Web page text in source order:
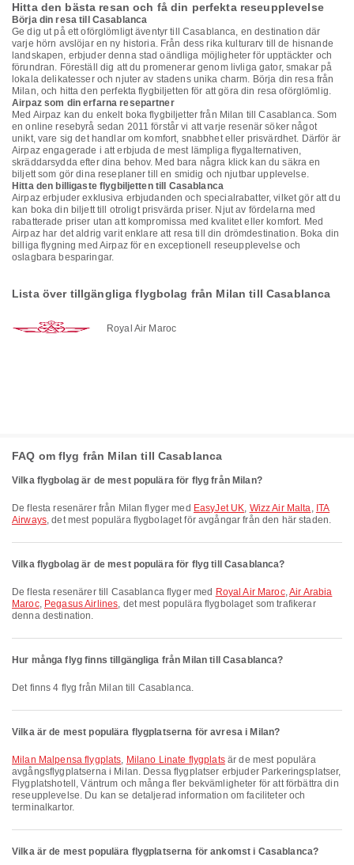
Hitta den bästa resan och få din perfekta reseupplevelse
Börja din resa till Casablanca
Ge dig ut på ett oförglömligt äventyr till Casablanca, en destination där
varje hörn avslöjar en ny historia. Från dess rika kulturarv till de hisnande
landskapen, erbjuder denna stad oändliga möjligheter för upptäckter och
förundran. Föreställ dig att du promenerar genom livliga gator, smakar på
lokala delikatesser och njuter av stadens unika charm. Börja din resa från
Milan, och hitta den perfekta flygbiljetten för att göra din resa oförglömlig.
Airpaz som din erfarna resepartner
Med Airpaz kan du enkelt boka flygbiljetter från Milan till Casablanca. Som
en online resebyrå sedan 2011 förstår vi att varje resenär söker något
unikt, vare sig det handlar om komfort, snabbhet eller prisvärdhet. Därför är
Airpaz engagerade i att erbjuda de mest lämpliga flygalternativen,
skräddarsydda efter dina behov. Med bara några klick kan du säkra en
biljett som gör dina reseplaner till en smidig och njutbar upplevelse.
Hitta den billigaste flygbiljetten till Casablanca
Airpaz erbjuder exklusiva erbjudanden och specialrabatter, vilket gör att du
kan boka din biljett till otroligt prisvärda priser. Njut av fördelarna med
rabatterade priser utan att kompromissa med kvalitet eller komfort. Med
Airpaz har det aldrig varit enklare att resa till din drömdestination. Boka din
billiga flygning med Airpaz för en exceptionell reseupplevelse och
oslagbara besparingar.
Lista över tillgängliga flygbolag från Milan till Casablanca
Royal Air Maroc
FAQ om flyg från Milan till Casablanca
Vilka flygbolag är de mest populära för flyg från Milan?
De flesta resenärer från Milan flyger med EasyJet UK, Wizz Air Malta, ITA
Airways, det mest populära flygbolaget för avgångar från den här staden.
Vilka flygbolag är de mest populära för flyg till Casablanca?
De flesta resenärer till Casablanca flyger med Royal Air Maroc,Air Arabia
Maroc, Pegasus Airlines, det mest populära flygbolaget som trafikerar
denna destination.
Hur många flyg finns tillgängliga från Milan till Casablanca?
Det finns 4 flyg från Milan till Casablanca.
Vilka är de mest populära flygplatserna för avresa i Milan?
Milan Malpensa flygplats, Milano Linate flygplatsär de mest populära
avgångsflygplatserna i Milan. Dessa flygplatser erbjuder Parkeringsplatser,
Flygplatshotell, Väntrum och många fler bekvämligheter för att förbättra din
reseupplevelse. Du kan se detaljerad information om faciliteter och
terminalkartor.
Vilka är de mest populära flygplatserna för ankomst i Casablanca?